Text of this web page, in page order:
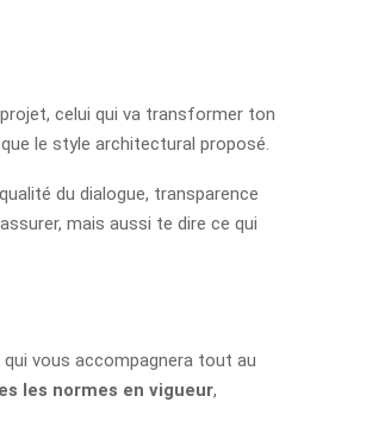
celui qui va transformer ton
le style architectural proposé.
du dialogue, transparence
mais aussi te dire ce qui
vous accompagnera tout au
les normes en vigueur,